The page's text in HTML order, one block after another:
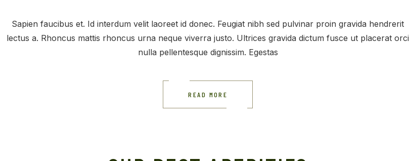
Sapien faucibus et. Id interdum velit laoreet id donec. Feugiat nibh sed pulvinar proin gravida hendrerit
lectus a. Rhoncus mattis rhoncus urna neque viverra justo. Ultrices gravida dictum fusce ut placerat orci
nulla pellentesque dignissim. Egestas
READ MORE